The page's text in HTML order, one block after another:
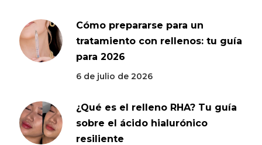
Cómo prepararse para un
tratamiento con rellenos: tu guía
para 2026
6 de julio de 2026
¿Qué es el relleno RHA? Tu guía
sobre el ácido hialurónico
resiliente